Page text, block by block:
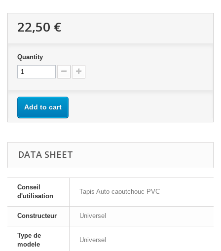
22,50 €
Quantity
Add to cart
DATA SHEET
Conseil
d'utilisation
Tapis Auto caoutchouc PVC
Constructeur Universel
Type de
modele
Universel